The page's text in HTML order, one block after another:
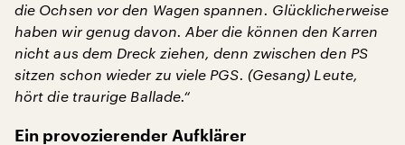
die Ochsen vor den Wagen spannen. Glücklicherweise
haben wir genug davon. Aber die können den Karren
nicht aus dem Dreck ziehen, denn zwischen den PS
sitzen schon wieder zu viele PGS. (Gesang) Leute,
hört die traurige Ballade.“
Ein provozierender Aufklärer